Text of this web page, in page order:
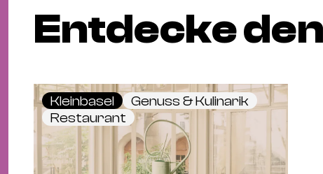
Entdecke
Kleinbasel
Genuss & Kulinarik
Restaurant